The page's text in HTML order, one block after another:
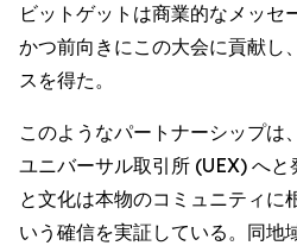
ビットゲットは商業的なメッセ
かつ前向きにこの大会に貢献し
スを得た。
このようなパートナーシップは
ユニバーサル取引所 (UEX) へ
と文化は本物のコミュニティに
いう確信を実証している。同地